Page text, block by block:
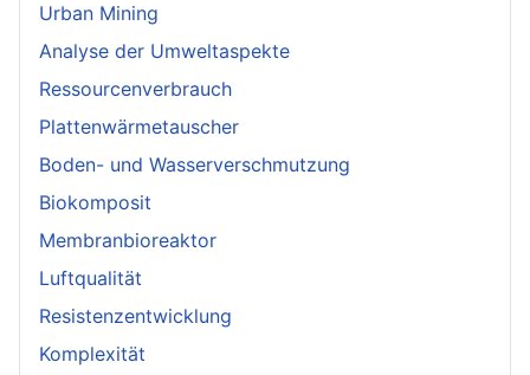
Urban Mining
Analyse der Umweltaspekte
Ressourcenverbrauch
Plattenwärmetauscher
Boden- und Wasserverschmutzung
Biokomposit
Membranbioreaktor
Luftqualität
Resistenzentwicklung
Komplexität